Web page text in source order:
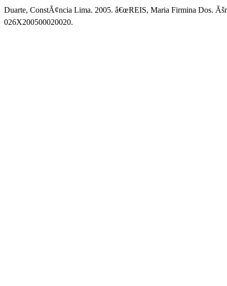
Duarte, ConstÃ¢ncia Lima. 2005. â€œREIS, Maria Firmina Dos.
026X200500020020.